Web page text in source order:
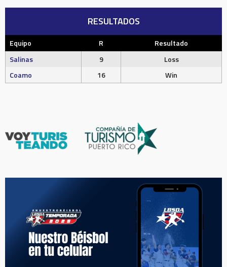
RESULTADOS
Equipo R
Resultado
Salinas
9
Loss
Coamo
16 Win